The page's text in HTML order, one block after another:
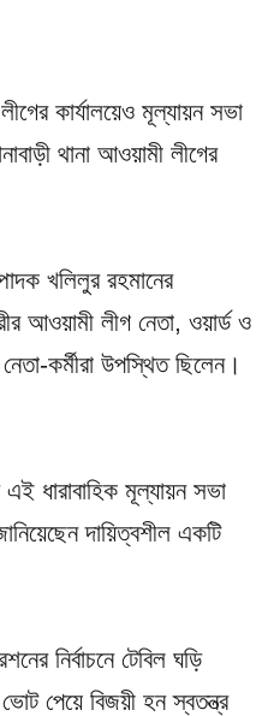
কার্যালয়েও মূল্যায়ন সভা
থানা আওয়ামী লীগের
খলিলুর রহমানের
আওয়ামী লীগ নেতা, ওয়ার্ড ও
কর্মীরা উপস্থিত ছিলেন।
ধারাবাহিক মূল্যায়ন সভা
দায়িত্বশীল একটি
নির্বাচনে টেবিল ঘড়ি
পেয়ে বিজয়ী হন স্বতন্ত্র